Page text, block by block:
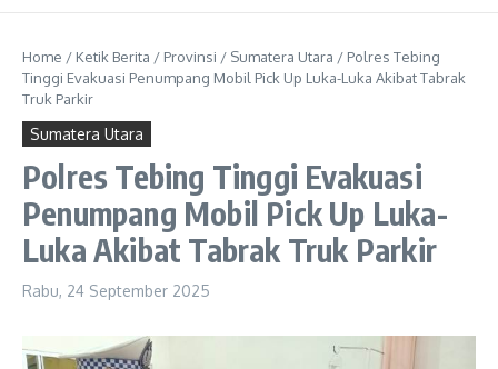
Home / Ketik Berita / Provinsi / Sumatera Utara / Polres Tebing
Tinggi Evakuasi Penumpang Mobil Pick Up Luka-Luka Akibat Tabrak
Truk Parkir
Sumatera Utara
Polres Tebing Tinggi Evakuasi
Penumpang Mobil Pick Up Luka-
Luka Akibat Tabrak Truk Parkir
Rabu, 24 September 2025